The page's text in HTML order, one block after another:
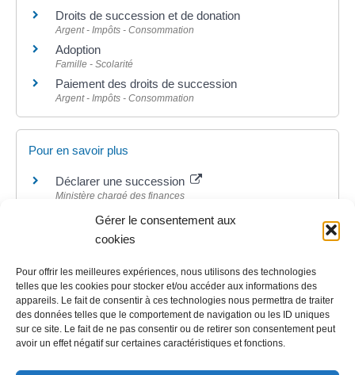
Gérer le consentement aux
cookies
Pour offrir les meilleures expériences, nous utilisons des technologies
telles que les cookies pour stocker et/ou accéder aux informations des
appareils. Le fait de consentir à ces technologies nous permettra de traiter
des données telles que le comportement de navigation ou les ID uniques
sur ce site. Le fait de ne pas consentir ou de retirer son consentement peut
avoir un effet négatif sur certaines caractéristiques et fonctions.
Droits de succession et de donation
Argent - Impôts - Consommation
Adoption
Famille - Scolarité
Paiement des droits de succession
Argent - Impôts - Consommation
Pour en savoir plus
Déclarer une succession
Ministère chargé des finances
Comment calculer les droits de succession ?
©Direction de l'information légale et administrative